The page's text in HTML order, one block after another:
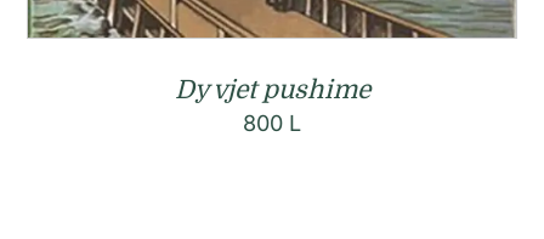
Dy vjet pushime
800 L